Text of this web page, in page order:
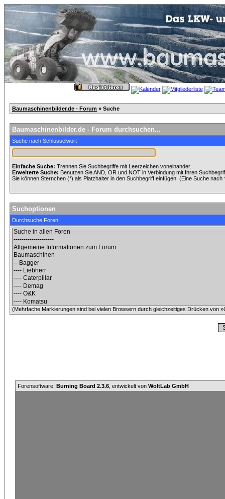
Baumaschinenbilder.de - Forum » Suche
Baumaschinenbilder.de - Forum durchsuchen...
Suche nach Schlüsselwort
Einfache Suche: Trennen Sie Suchbegriffe mit Leerzeichen voneinander.
Erweiterte Suche: Benutzen Sie AND, OR und NOT in Verbindung mit Ihren
Sie können Sternchen (*) als Platzhalter in den Suchbegriff einfügen. (Eine Suche
Suchoptionen
Durchsuche Foren
(Mehrfache Markierungen sind bei vielen Browsern durch gleichzeitiges Drücken von
Forensoftware: Burning Board 2.3.6 , entwickelt von WoltLab GmbH